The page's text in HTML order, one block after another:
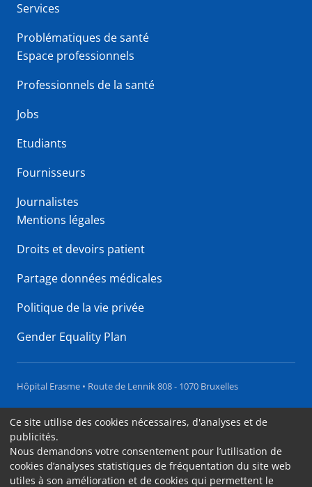
Services
Problématiques de santé
Espace professionnels
Professionnels de la santé
Jobs
Etudiants
Fournisseurs
Journalistes
Mentions légales
Droits et devoirs patient
Partage données médicales
Politique de la vie privée
Gender Equality Plan
Hôpital Erasme • Route de Lennik 808 - 1070 Bruxelles
Accessibilité
Contact
Cookies
Ce site utilise des cookies nécessaires, d'analyses et de
publicités.
Nous demandons votre consentement pour l’utilisation de
cookies d’analyses statistiques de fréquentation du site web
utiles à son amélioration et de cookies qui permettent le